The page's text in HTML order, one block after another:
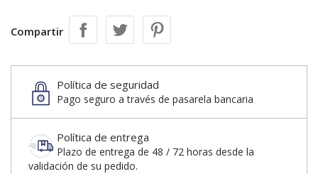
Compartir
Política de seguridad
Pago seguro a través de pasarela bancaria
Política de entrega
Plazo de entrega de 48 / 72 horas desde la
validación de su pedido.